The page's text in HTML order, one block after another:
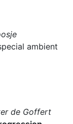
ambient
de Goffert